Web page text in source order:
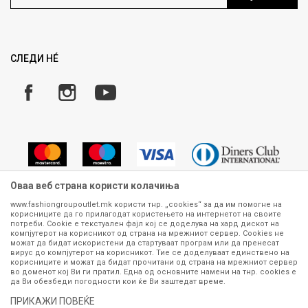
Замена и рефундација на производи
Плаќање
СЛЕДИ НÉ
Сите информации околу производите кои се изложени на нашата
онлајн продавница се стремиме да бидат конкретни, точни и прецизни,
меѓутоа не можеме да гарантираме дека се без ниту една грешка или
пак дека сите производи во моментот се достапни на залиха.
Фотографиите се најверодостојниот приказ на производот. Доколку
дојде до потреба за замена на производ или рефундација, процедурата
контактирајте не на телефонскиот број 070 275 363 или на е-
Оваа веб страна користи колачиња
www.fashiongroupoutlet.mk користи тнр. „cookies“ за да им помогне на
корисниците да го прилагодат користењето на интернетот на своите
потреби. Cookie е текстуален фајл кој се доделува на хард дискот на
компјутерот на корисникот од страна на мрежниот сервер. Cookies не
можат да бидат искористени да стартуваат програм или да пренесат
вирус до компјутерот на корисникот. Тие се доделуваат единствено на
корисниците и можат да бидат прочитани од страна на мрежниот сервер
во доменот кој Ви ги пратил. Една од основните намени на тнр. сookies е
да Ви обезбеди погодности кои ќе Ви заштедат време.
ПРИКАЖИ ПОВЕЌЕ